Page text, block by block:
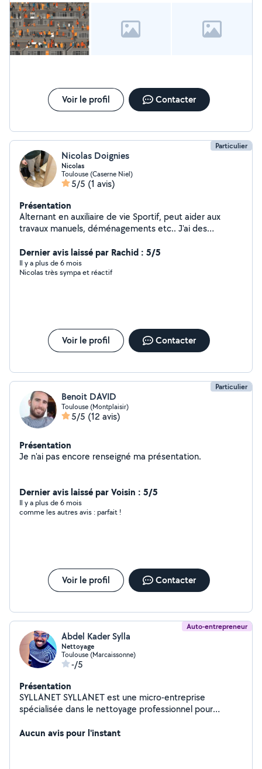
Voir le profil Contacter
Particulier
Nicolas Doignies
Nicolas
Toulouse (Caserne Niel)
5/5 (1 avis)
Présentation
Alternant en auxiliaire de vie Sportif, peut aider aux
travaux manuels, déménagements etc.. J'ai des
Dernier avis laissé par Rachid : 5/5
Il y a plus de 6 mois
Nicolas très sympa et réactif
Voir le profil Contacter
Particulier
Benoit DAVID
Toulouse (Montplaisir)
5/5 (12 avis)
Présentation
Je n'ai pas encore renseigné ma présentation.
Dernier avis laissé par Voisin : 5/5
Il y a plus de 6 mois
comme les autres avis : parfait !
Voir le profil Contacter
Auto-entrepreneur
Abdel Kader Sylla
Nettoyage
Toulouse (Marcaissonne)
-/5
Présentation
SYLLANET SYLLANET est une micro-entreprise
spécialisée dans le nettoyage professionnel pour
intervenons avec rigueur, discrétion et efficacité pour
Aucun avis pour l'instant